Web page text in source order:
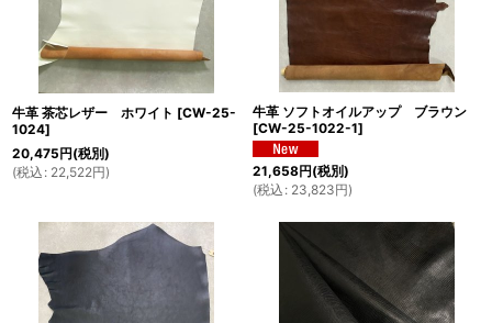
牛革 茶芯レザー ホワイト [CW-25-
1024]
20,475円(税別)
(税込 : 22,522円)
牛革 ソフトオイルアップ ブラウン
[CW-25-1022-1]
21,658円(税別)
(税込 : 23,823円)